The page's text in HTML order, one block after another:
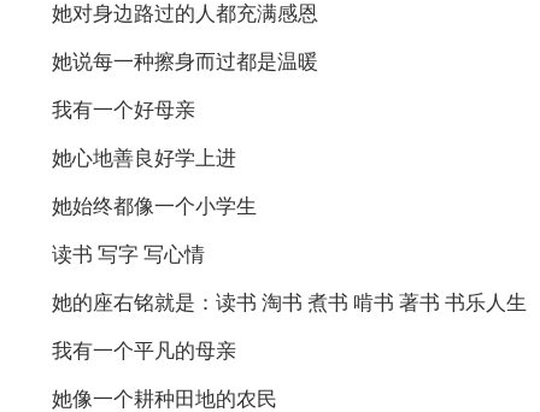
她对身边路过的人都充满感恩
她说每一种擦身而过都是温暖
我有一个好母亲
她心地善良好学上进
她始终都像一个小学生
读书 写字 写心情
她的座右铭就是：读书 淘书 煮书 啃书 著书 书乐人生
我有一个平凡的母亲
她像一个耕种田地的农民